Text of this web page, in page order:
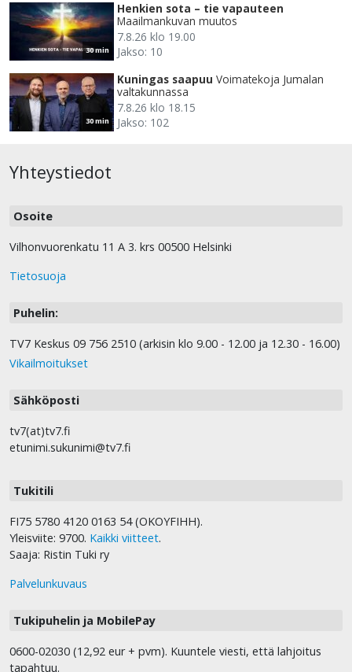
30 min
Henkien sota – tie vapauteen
Maailmankuvan muutos
7.8.26 klo 19.00
Jakso: 10
30 min
Kuningas saapuu Voimatekoja Jumalan
valtakunnassa
7.8.26 klo 18.15
Jakso: 102
Yhteystiedot
Osoite
Vilhonvuorenkatu 11 A 3. krs 00500 Helsinki
Tietosuoja
Puhelin:
TV7 Keskus 09 756 2510 (arkisin klo 9.00 - 12.00 ja 12.30 - 16.00)
Vikailmoitukset
Sähköposti
tv7(at)tv7.fi
etunimi.sukunimi@tv7.fi
Tukitili
FI75 5780 4120 0163 54 (OKOYFIHH).
Yleisviite: 9700. Kaikki viitteet.
Saaja: Ristin Tuki ry
Palvelunkuvaus
Tukipuhelin ja MobilePay
0600-02030 (12,92 eur + pvm). Kuuntele viesti, että lahjoitus
tapahtuu.